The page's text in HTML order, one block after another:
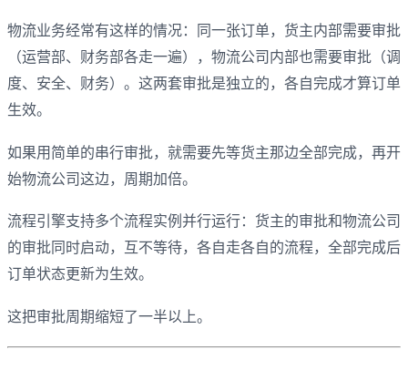
物流业务经常有这样的情况：同一张订单，货主内部需要审批
（运营部、财务部各走一遍），物流公司内部也需要审批（调
度、安全、财务）。这两套审批是独立的，各自完成才算订单
生效。
如果用简单的串行审批，就需要先等货主那边全部完成，再开
始物流公司这边，周期加倍。
流程引擎支持多个流程实例并行运行：货主的审批和物流公司
的审批同时启动，互不等待，各自走各自的流程，全部完成后
订单状态更新为生效。
这把审批周期缩短了一半以上。